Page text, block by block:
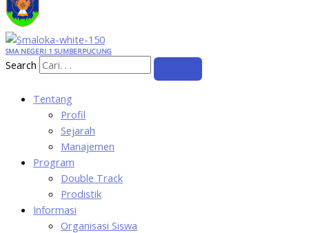
SMA NEGERI 1 SUMBERPUCUNG
Search
Tentang
Profil
Sejarah
Manajemen
Program
Double Track
Prodistik
Informasi
Organisasi Siswa